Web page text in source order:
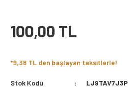
100,00 TL
*9,36 TL den başlayan taksitlerle!
Stok Kodu
LJ9TAV7J3P